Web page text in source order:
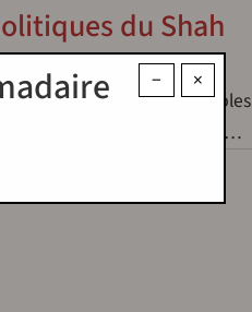
du Shah
les plus
et de tous les individus qui…
×
−